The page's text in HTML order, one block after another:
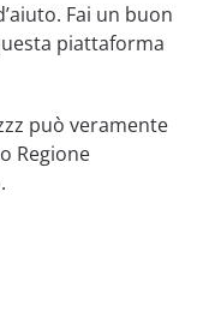
Fai un buon
piattaforma
può veramente
Regione